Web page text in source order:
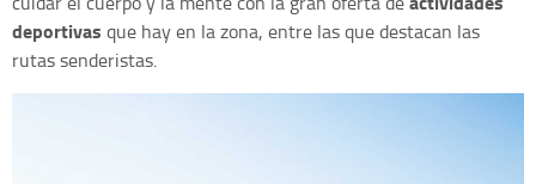
deportivas que hay en la zona, entre las que destacan las
rutas senderistas.